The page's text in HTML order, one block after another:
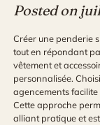
Posted on
Créer une penderie
tout en répondant
vêtement et
personnalisée.
agencements
Cette approche
alliant pratique et